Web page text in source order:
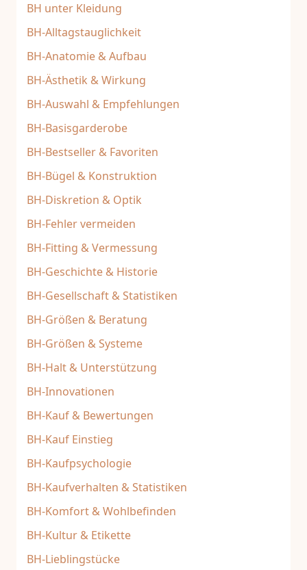
BH unter Kleidung
BH-Alltagstauglichkeit
BH-Anatomie & Aufbau
BH-Ästhetik & Wirkung
BH-Auswahl & Empfehlungen
BH-Basisgarderobe
BH-Bestseller & Favoriten
BH-Bügel & Konstruktion
BH-Diskretion & Optik
BH-Fehler vermeiden
BH-Fitting & Vermessung
BH-Geschichte & Historie
BH-Gesellschaft & Statistiken
BH-Größen & Beratung
BH-Größen & Systeme
BH-Halt & Unterstützung
BH-Innovationen
BH-Kauf & Bewertungen
BH-Kauf Einstieg
BH-Kaufpsychologie
BH-Kaufverhalten & Statistiken
BH-Komfort & Wohlbefinden
BH-Kultur & Etikette
BH-Lieblingstücke